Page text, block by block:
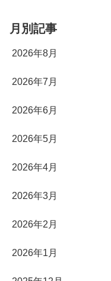
月別記事
2026年8月
2026年7月
2026年6月
2026年5月
2026年4月
2026年3月
2026年2月
2026年1月